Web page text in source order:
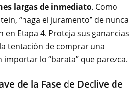
largas de inmediato. Como
“haga el juramento” de nunca
en Etapa 4. Proteja sus ganancias
tentación de comprar una
importar lo “barata” que parezca.
de la Fase de Declive de